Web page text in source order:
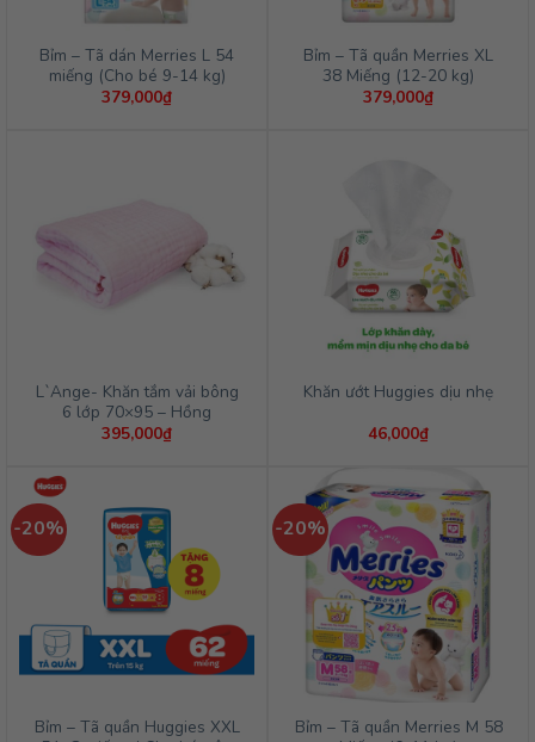
Bỉm – Tã dán Merries L 54
miếng (Cho bé 9-14 kg)
379,000₫
Bỉm – Tã quần Merries XL
38 Miếng (12-20 kg)
379,000₫
L`Ange- Khăn tắm vải bông
6 lớp 70×95 – Hồng
395,000₫
Khăn ướt Huggies dịu nhẹ
46,000₫
-20%
Bỉm – Tã quần Huggies XXL
-20%
Bỉm – Tã quần Merries M 58